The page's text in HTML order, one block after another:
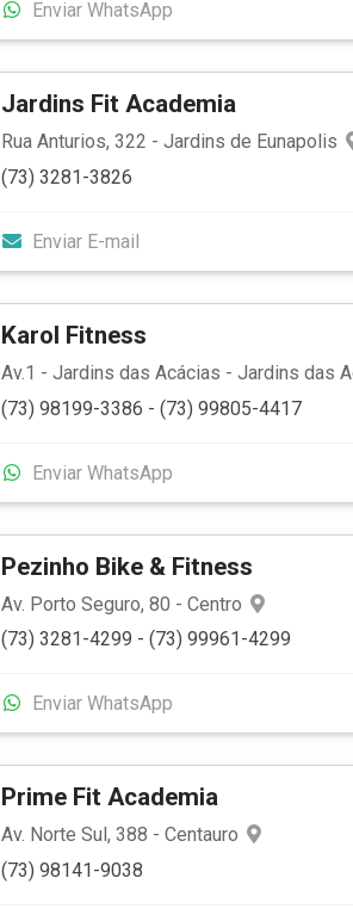
Enviar WhatsApp
Jardins Fit Academia
Rua Anturios, 322 - Jardins de Eunapolis
(73) 3281-3826
Enviar E-mail
Karol Fitness
Av.1 - Jardins das Acácias - Jardins das
(73) 98199-3386 - (73) 99805-4417
Enviar WhatsApp
Pezinho Bike & Fitness
Av. Porto Seguro, 80 - Centro
(73) 3281-4299 - (73) 99961-4299
Enviar WhatsApp
Prime Fit Academia
Av. Norte Sul, 388 - Centauro
(73) 98141-9038